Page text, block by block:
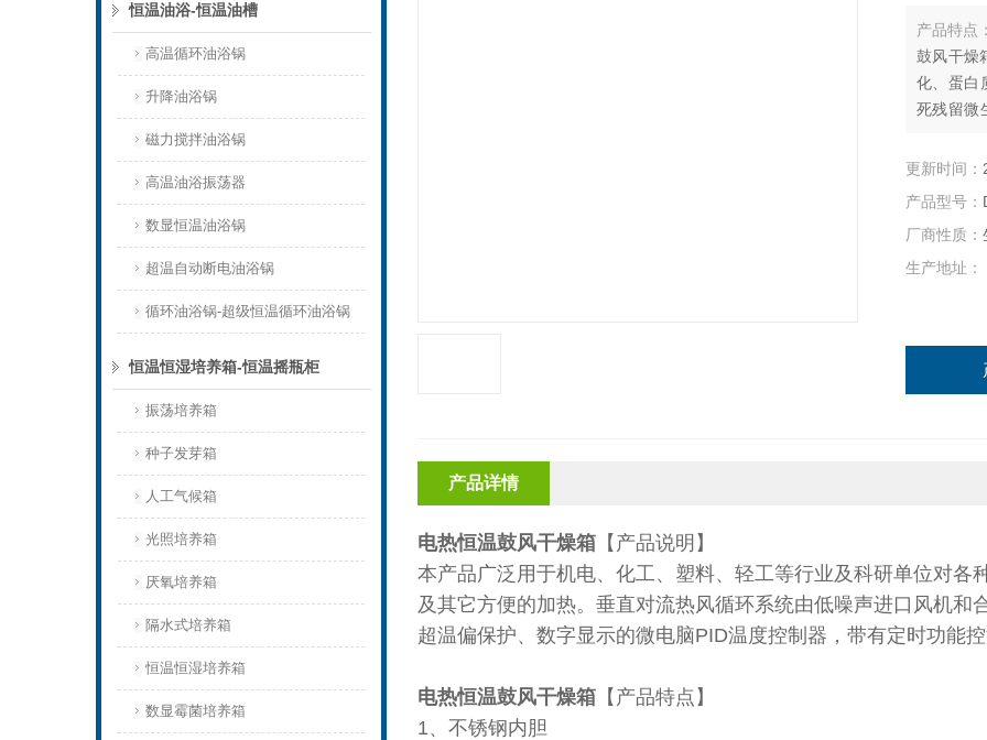
恒温油浴-恒温油槽
高温循环油浴锅
升降油浴锅
磁力搅拌油浴锅
高温油浴振荡器
数显恒温油浴锅
超温自动断电油浴锅
循环油浴锅-超级恒温循环油浴锅
恒温恒湿培养箱-恒温摇瓶柜
振荡培养箱
种子发芽箱
人工气候箱
光照培养箱
厌氧培养箱
隔水式培养箱
恒温恒湿培养箱
数显霉菌培养箱
产品特点
鼓风干燥
化、蛋白
死残留微
之用。
更新时间：
产品型号：
厂商性质：
生产地址：
产品详情
电热恒温鼓风干燥箱 【产品说明】
本产品广泛用于机电、化工、塑料、轻工等行业及科研单位对各
及其它方便的加热。垂直对流热风循环系统由低噪声进口风机和
超温偏保护、数字显示的微电脑PID温度控制器，带有定时功能
电热恒温鼓风干燥箱 【产品特点】
1、不锈钢内胆